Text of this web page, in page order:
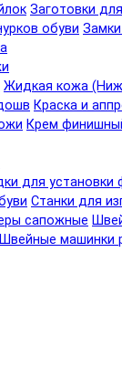
Заготовки
обуви
Жидкая кожа
Краска и
Крем
для установки
Станки для
сапожные
Швейные машинки